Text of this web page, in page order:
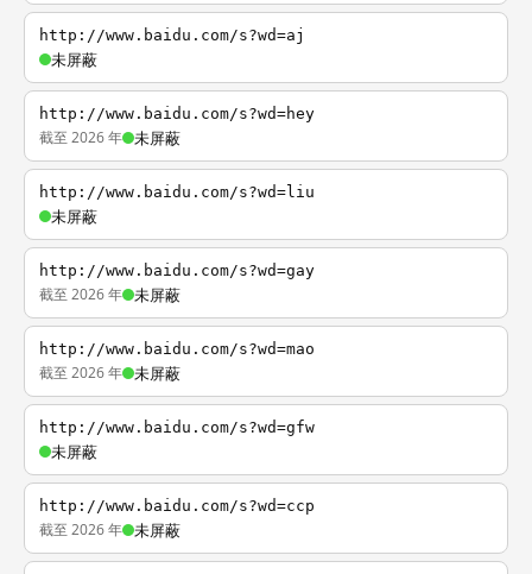
http://www.baidu.com/s?wd=aj
未屏蔽
http://www.baidu.com/s?wd=hey
截至 2026 年 未屏蔽
http://www.baidu.com/s?wd=liu
未屏蔽
http://www.baidu.com/s?wd=gay
截至 2026 年 未屏蔽
http://www.baidu.com/s?wd=mao
截至 2026 年 未屏蔽
http://www.baidu.com/s?wd=gfw
未屏蔽
http://www.baidu.com/s?wd=ccp
截至 2026 年 未屏蔽